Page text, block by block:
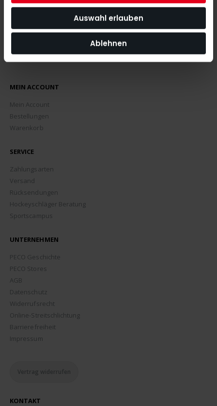
Auswahl erlauben
Ablehnen
MEIN ACCOUNT
Mein Account
Bestellungen
Warenkorb
SERVICE
Zahlungsarten
Versand
Rücksendungen
Hockeyschläger Beratung
Sportscampus
UNTERNEHMEN
PECO Geschichte
PECO Stores
AGB
Datenschutz
Widerrufsrecht
Online-Streitschlichtung
Barrierefreiheit
Impressum
Vertrag widerrufen
KONTAKT